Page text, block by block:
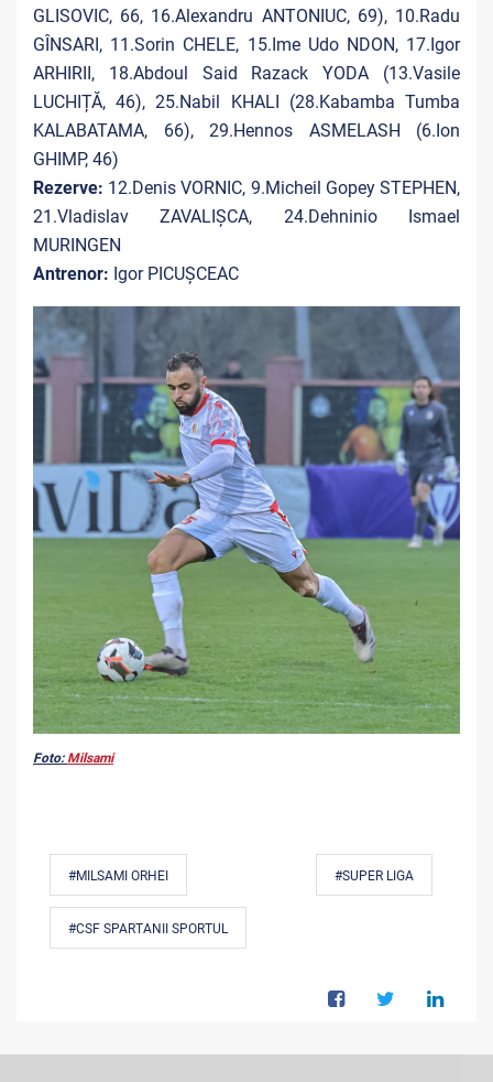
GLISOVIC, 66, 16.Alexandru ANTONIUC, 69), 10.Radu
GÎNSARI, 11.Sorin CHELE, 15.Ime Udo NDON, 17.Igor
ARHIRII, 18.Abdoul Said Razack YODA (13.Vasile
LUCHIȚĂ, 46), 25.Nabil KHALI (28.Kabamba Tumba
KALABATAMA, 66), 29.Hennos ASMELASH (6.Ion
GHIMP, 46)
Rezerve: 12.Denis VORNIC, 9.Micheil Gopey STEPHEN,
21.Vladislav ZAVALIȘCA, 24.Dehninio Ismael
MURINGEN
Antrenor: Igor PICUȘCEAC
Foto:Milsami
#MILSAMI ORHEI #SUPER LIGA
#CSF SPARTANII SPORTUL